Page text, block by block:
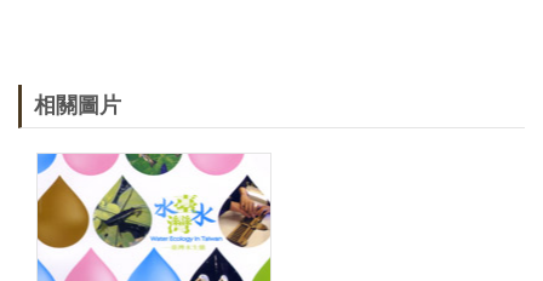
Ba
ha
sa
Ind
on
esi
Tiế
ng
Việ
t
相關圖片